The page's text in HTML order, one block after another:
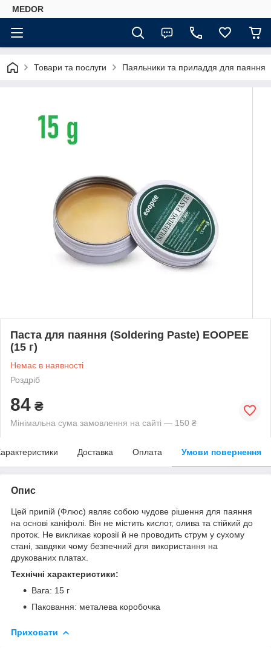
MEDOR
Товари та послуги Паяльники та приладдя для паяння
Паста для паяння (Soldering Paste) EOOPEE
(15 г)
Немає в наявності
Роздріб
84 ₴
Мінімальна сума замовлення на сайті — 150 ₴
Доставка Оплата Умови повернення
Опис
Цей припій (Флюс) являє собою чудове рішення для паяння
на основі каніфолі. Він не містить кислот, олива та стійкий до
проток. Не викликає корозії й не проводить струм у сухому
стані, завдяки чому безпечний для використання на
друкованих платах.
Технічні характеристики:
Вага: 15 г
Паковання: металева коробочка
Приховати